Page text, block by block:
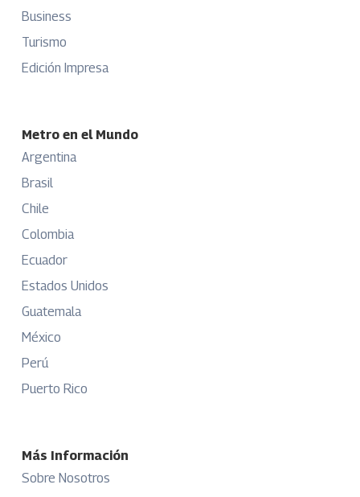
Business
Turismo
Edición Impresa
Metro en el Mundo
Argentina
Brasil
Chile
Colombia
Ecuador
Estados Unidos
Guatemala
México
Perú
Puerto Rico
Más Información
Sobre Nosotros